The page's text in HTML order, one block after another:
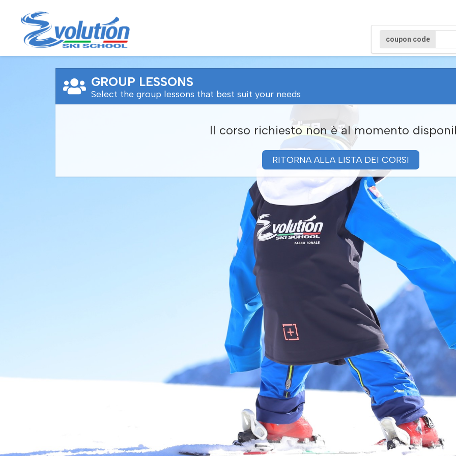
coupon code
GROUP LESSONS
Select the group lessons that best suit your needs
Il corso richiesto non è al momento
RITORNA ALLA LISTA DEI CORSI